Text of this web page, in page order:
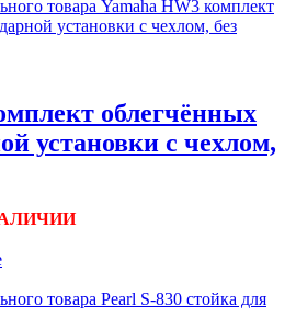
облегчённых
установки с чехлом,